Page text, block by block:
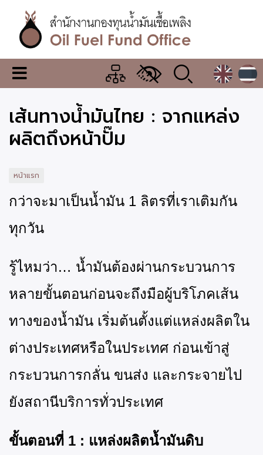
เนื้อหา
หลักสำนักงาน
กองทุน
น้ำมัน
เชื้อ
เมนู
เปลี่ยน
แสดง
ผล
เส้นทางน้ำมันไทย : จากแหล่ง
ผลิตถึงหน้าปั๊ม
หน้าแรก
กว่าจะมาเป็นน้ำมัน 1 ลิตรที่เราเติมกัน
ทุกวัน
รู้ไหมว่า… น้ำมันต้องผ่านกระบวนการ
หลายขั้นตอนก่อนจะถึงมือผู้บริโภคเส้น
ทางของน้ำมัน เริ่มต้นตั้งแต่แหล่งผลิตใน
ต่างประเทศหรือในประเทศ ก่อนเข้าสู่
กระบวนการกลั่น ขนส่ง และกระจายไป
ยังสถานีบริการทั่วประเทศ
ขั้นตอนที่ 1 : แหล่งผลิตน้ำมันดิบ